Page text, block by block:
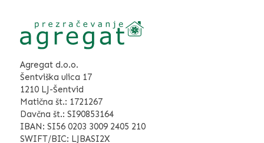
Agregat d.o.o.
Šentviška ulica 17
1210 LJ-Šentvid
Matična št.: 1721267
Davčna št.: SI90853164
IBAN: SI56 0203 3009 2405 210
SWIFT/BIC: LJBASI2X